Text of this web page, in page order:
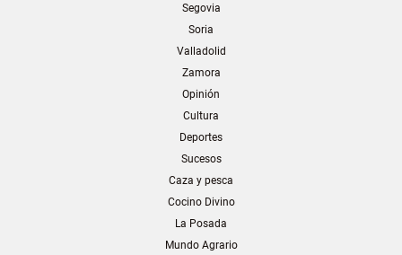
Segovia
Soria
Valladolid
Zamora
Opinión
Cultura
Deportes
Sucesos
Caza y pesca
Cocino Divino
La Posada
Mundo Agrario